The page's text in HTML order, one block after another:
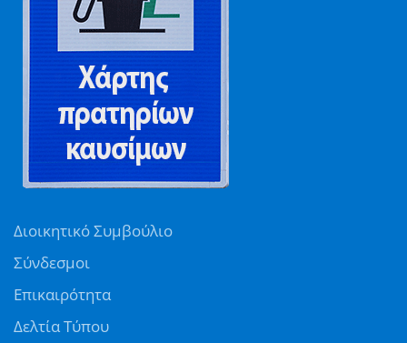
Διοικητικό Συμβούλιο
Σύνδεσμοι
Επικαιρότητα
Δελτία Τύπου